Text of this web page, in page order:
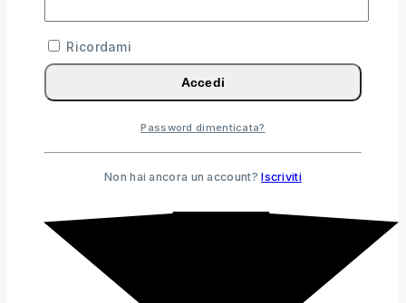
Ricordami
Accedi
Password dimenticata?
Non hai ancora un account?Iscriviti